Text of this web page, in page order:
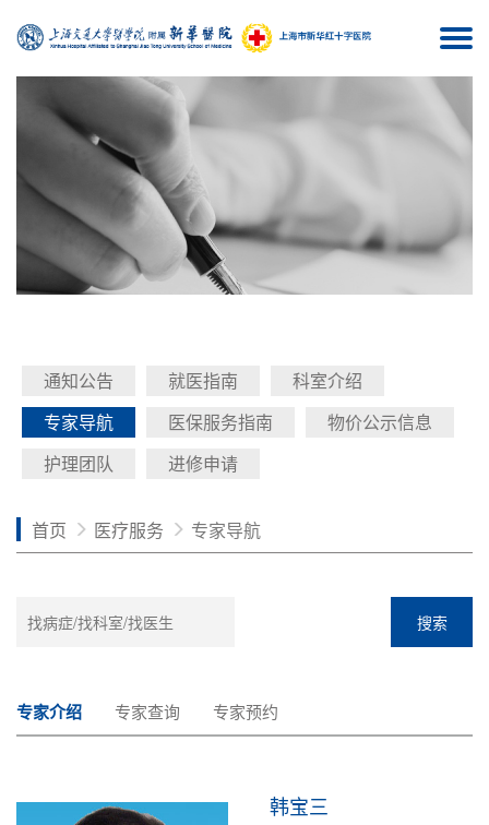
通知公告 就医指南
科室介绍
专家导航
医保服务指南
物价公示信息
护理团队
进修申请
首页 医疗服务 专家导航
搜索
专家介绍 专家查询 专家预约
韩宝三